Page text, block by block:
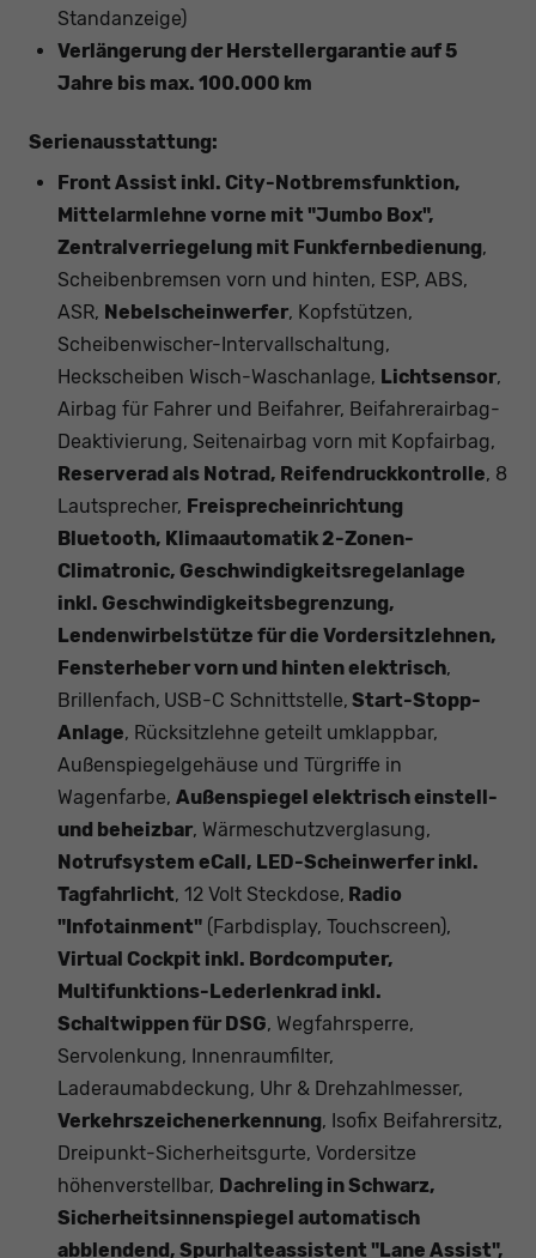
Standanzeige)
Verlängerung der Herstellergarantie auf 5
Jahre bis max. 100.000 km
Serienausstattung:
Front Assist inkl. City-Notbremsfunktion,
Mittelarmlehne vorne mit "Jumbo Box",
Zentralverriegelung mit Funkfernbedienung,
Scheibenbremsen vorn und hinten, ESP, ABS,
ASR, Nebelscheinwerfer, Kopfstützen,
Scheibenwischer-Intervallschaltung,
Heckscheiben Wisch-Waschanlage, Lichtsensor,
Airbag für Fahrer und Beifahrer, Beifahrerairbag-
Deaktivierung, Seitenairbag vorn mit Kopfairbag,
Reserverad als Notrad, Reifendruckkontrolle, 8
Lautsprecher, Freisprecheinrichtung
Bluetooth, Klimaautomatik 2-Zonen-
Climatronic, Geschwindigkeitsregelanlage
inkl. Geschwindigkeitsbegrenzung,
Lendenwirbelstütze für die Vordersitzlehnen,
Fensterheber vorn und hinten elektrisch,
Brillenfach, USB-C Schnittstelle, Start-Stopp-
Anlage, Rücksitzlehne geteilt umklappbar,
Außenspiegelgehäuse und Türgriffe in
Wagenfarbe, Außenspiegel elektrisch einstell-
und beheizbar, Wärmeschutzverglasung,
Notrufsystem eCall, LED-Scheinwerfer inkl.
Tagfahrlicht, 12 Volt Steckdose, Radio
"Infotainment" (Farbdisplay, Touchscreen),
Virtual Cockpit inkl. Bordcomputer,
Multifunktions-Lederlenkrad inkl.
Schaltwippen für DSG, Wegfahrsperre,
Servolenkung, Innenraumfilter,
Laderaumabdeckung, Uhr & Drehzahlmesser,
Verkehrszeichenerkennung, Isofix Beifahrersitz,
Dreipunkt-Sicherheitsgurte, Vordersitze
höhenverstellbar, Dachreling in Schwarz,
Sicherheitsinnenspiegel automatisch
abblendend, Spurhalteassistent "Lane Assist",